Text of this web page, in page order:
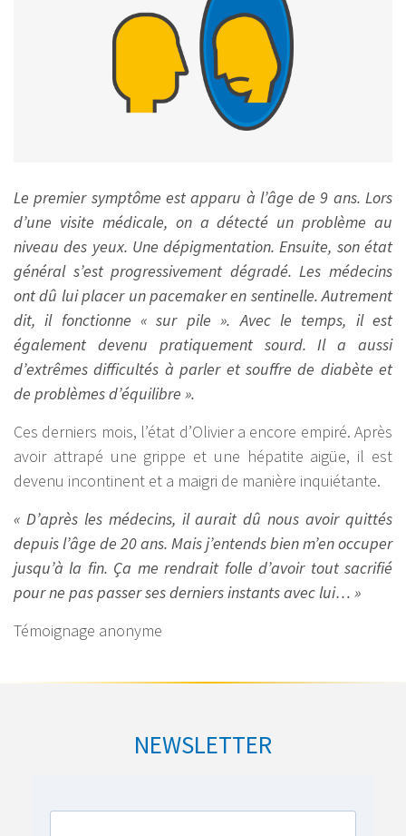
Le premier symptôme est apparu à l’âge de 9 ans. Lors
d’une visite médicale, on a détecté un problème au
niveau des yeux. Une dépigmentation. Ensuite, son état
général s’est progressivement dégradé. Les médecins
ont dû lui placer un pacemaker en sentinelle. Autrement
dit, il fonctionne « sur pile ». Avec le temps, il est
également devenu pratiquement sourd. Il a aussi
d’extrêmes difficultés à parler et souffre de diabète et
de problèmes d’équilibre ».
Ces derniers mois, l’état d’Olivier a encore empiré. Après
avoir attrapé une grippe et une hépatite aigüe, il est
devenu incontinent et a maigri de manière inquiétante.
« D’après les médecins, il aurait dû nous avoir quittés
depuis l’âge de 20 ans. Mais j’entends bien m’en occuper
jusqu’à la fin. Ça me rendrait folle d’avoir tout sacrifié
pour ne pas passer ses derniers instants avec lui… »
Témoignage anonyme
NEWSLETTER